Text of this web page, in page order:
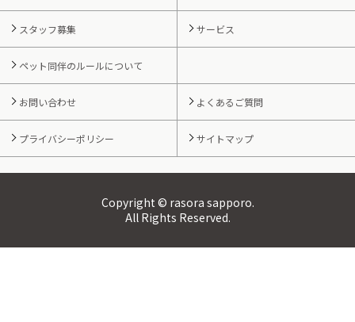
スタッフ募集 サービス
ペット同伴のルールについて
お問い合わせ よくあるご質問
プライバシーポリシー サイトマップ
Copyright © rasora sapporo.
All Rights Reserved.